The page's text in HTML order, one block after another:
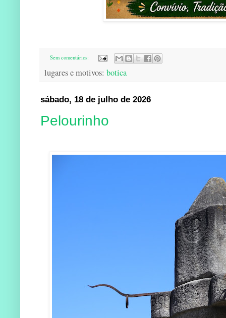
Sem comentários:
lugares e motivos: botica
sábado, 18 de julho de 2026
Pelourinho